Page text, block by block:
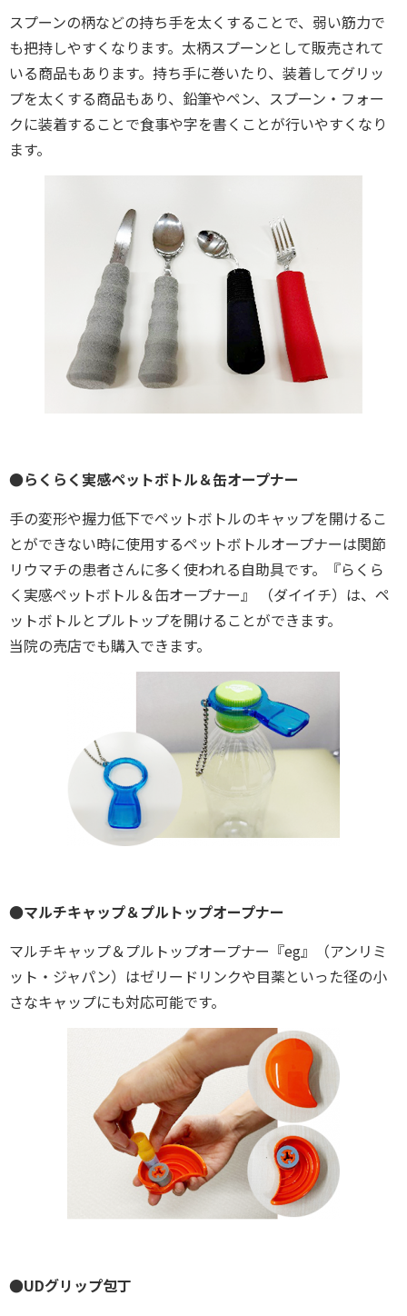
スプーンの柄などの持ち手を太くすることで、弱い筋力で
も把持しやすくなります。太柄スプーンとして販売されて
いる商品もあります。持ち手に巻いたり、装着してグリッ
プを太くする商品もあり、鉛筆やペン、スプーン・フォー
クに装着することで食事や字を書くことが行いやすくなり
ます。
●らくらく実感ペットボトル＆缶オープナー
手の変形や握力低下でペットボトルのキャップを開けるこ
とができない時に使用するペットボトルオープナーは関節
リウマチの患者さんに多く使われる自助具です。『らくら
く実感ペットボトル＆缶オープナー』 （ダイイチ）は、ペ
ットボトルとプルトップを開けることができます。
当院の売店でも購入できます。
●マルチキャップ＆プルトップオープナー
マルチキャップ＆プルトップオープナー『eg』（アンリミ
ット・ジャパン）はゼリードリンクや目薬といった径の小
さなキャップにも対応可能です。
●UDグリップ包丁